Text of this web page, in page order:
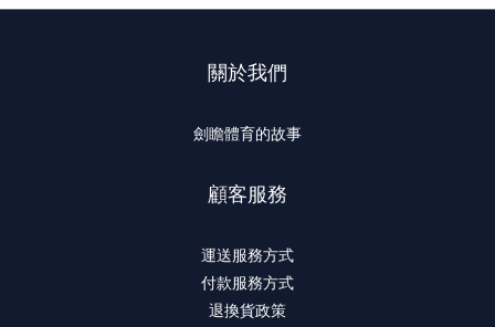
關於我們
劍瞻體育的故事
顧客服務
運送服務方式
付款服務方式
退換貨政策